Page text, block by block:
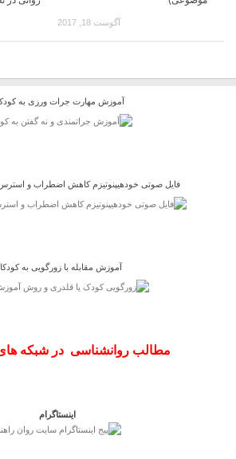
آگوست 18, 2017
آموزش مقابله با زورگویی به
فایل صوتی خودهیپنوتیزم کاهش اضطراب و
آموزش مهارت جرات ورزی به
مطالب روانشناسی در شبکه
اینستاگرام